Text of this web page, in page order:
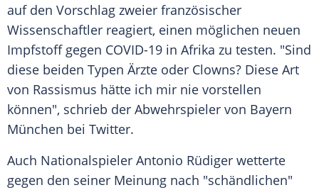
auf den Vorschlag zweier französischer
Wissenschaftler reagiert, einen möglichen neuen
Impfstoffgegen COVID-19 in Afrika zu testen. "Sind
diese beiden Typen Ärzte oder Clowns? Diese Art
von Rassismus hätte ich mir nie vorstellen
können", schrieb der Abwehrspieler von Bayern
München bei Twitter.
Auch Nationalspieler Antonio Rüdiger wetterte
gegen den seiner Meinung nach "schändlichen"